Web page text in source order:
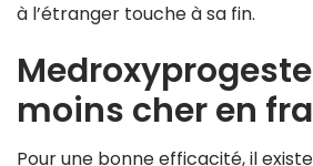
à l’étranger touche à sa fin.
moins cher en
Pour une bonne efficacité, il